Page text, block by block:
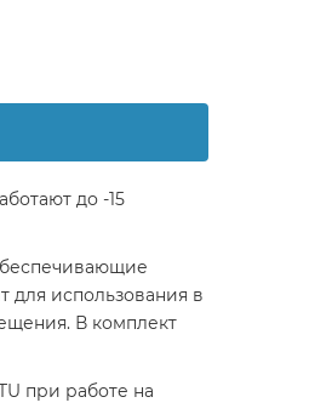
до -15
для использования в
В комплект
при работе на